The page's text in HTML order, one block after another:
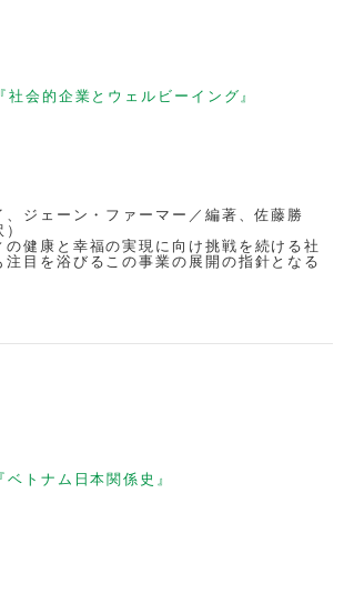
『社会的企業とウェルビーイング』
、ジェーン・ファーマー／編著、佐藤勝
健康と幸福の実現に向け挑戦を続ける社
目を浴びるこの事業の展開の指針となる
『ベトナム日本関係史』